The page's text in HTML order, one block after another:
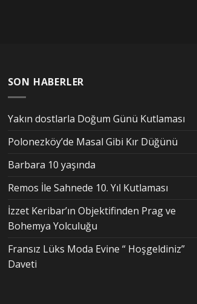
SON HABERLER
Yakın dostlarla Doğum Günü Kutlaması
Polonezköy’de Masal Gibi Kır Düğünü
Barbara 10 yaşında
Remos İle Sahnede 10. Yıl Kutlaması
İzzet Keribar’ın Objektifinden Prag ve
Bohemya Yolculuğu
Fransız Lüks Moda Evine “ Hoşgeldiniz”
Daveti